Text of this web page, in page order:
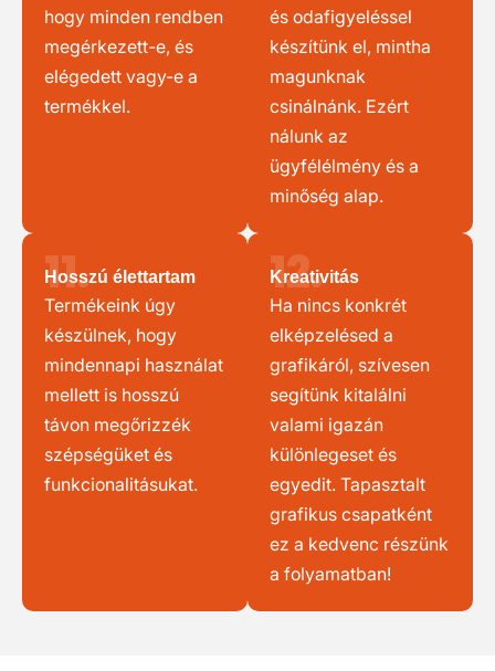
hogy minden rendben
megérkezett-e, és
elégedett vagy-e a
termékkel.
és odafigyeléssel
készítünk el, mintha
magunknak
csinálnánk. Ezért
nálunk az
ügyfélélmény és a
minőség alap.
11.
Hosszú élettartam
Termékeink úgy
készülnek, hogy
mindennapi használat
mellett is hosszú
távon megőrizzék
szépségüket és
funkcionalitásukat.
12.
Kreativitás
Ha nincs konkrét
elképzelésed a
grafikáról, szívesen
segítünk kitalálni
valami igazán
különlegeset és
egyedit. Tapasztalt
grafikus csapatként
ez a kedvenc részünk
a folyamatban!